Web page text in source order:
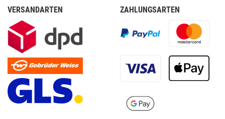
VERSANDARTEN ZAHLUNGSARTEN